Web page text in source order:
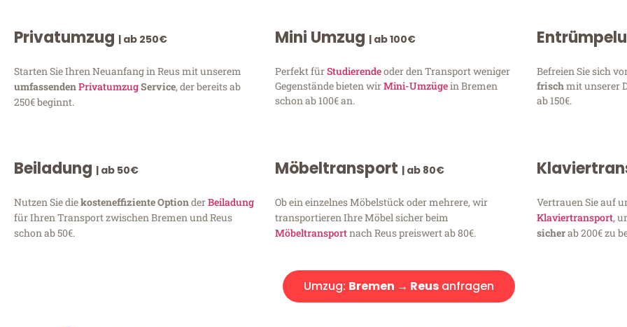
Privatumzug | ab 250€
Starten Sie Ihren Neuanfang in Reus mit unserem
umfassendenPrivatumzugService, der bereits ab
250€ beginnt.
Mini Umzug | ab 100€
Perfekt fürStudierendeoder den Transport weniger
Gegenstände bieten wirMini-Umzügein Bremen
schon ab 100€ an.
Befreien Sie sich
frischmit unserer
ab 150€.
Beiladung | ab 50€
Nutzen Sie diekosteneffiziente OptionderBeiladung
für Ihren Transport zwischen Bremen und Reus
schon ab 50€.
Möbeltransport | ab 80€
Ob ein einzelnes Möbelstück oder mehrere, wir
transportieren Ihre Möbel sicher beim
Möbeltransportnach Reus preiswert ab 80€.
Vertrauen Sie auf
Klaviertransport,
sicherab 200€ zu
Umzug: Bremen → Reus anfragen